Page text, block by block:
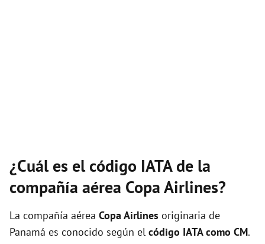
¿Cuál es el código IATA de la
compañía aérea Copa Airlines?
La compañía aérea Copa Airlines originaria de
Panamá es conocido según el código IATA como CM.